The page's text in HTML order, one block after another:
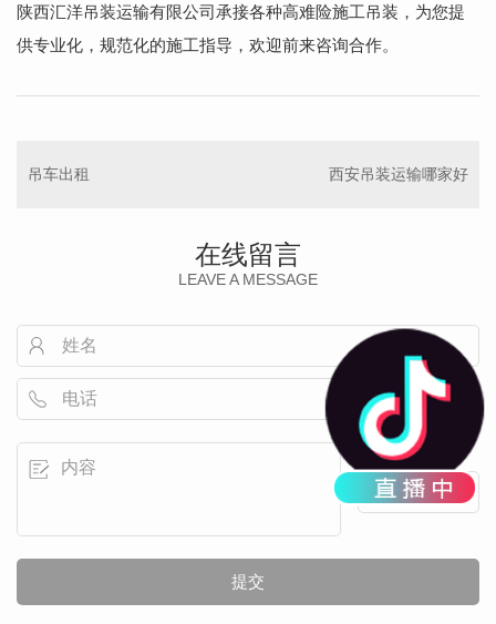
陕西汇洋吊装运输有限公司承接各种高难险施工吊装，为您提
供专业化，规范化的施工指导，欢迎前来咨询合作。
吊车出租 西安吊装运输哪家好
在线留言
LEAVE A MESSAGE